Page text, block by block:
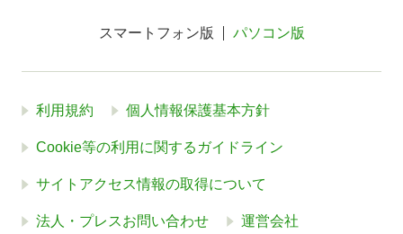
スマートフォン版 パソコン版
利用規約 個人情報保護基本方針
Cookie等の利用に関するガイドライン
サイトアクセス情報の取得について
法人・プレスお問い合わせ 運営会社